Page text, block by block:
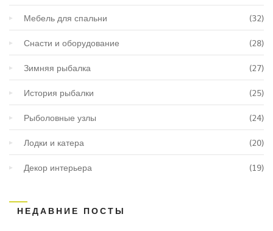
Мебель для спальни (32)
Снасти и оборудование (28)
Зимняя рыбалка (27)
История рыбалки (25)
Рыболовные узлы (24)
Лодки и катера (20)
Декор интерьера (19)
НЕДАВНИЕ ПОСТЫ